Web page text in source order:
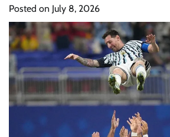
Posted on July 8, 2026